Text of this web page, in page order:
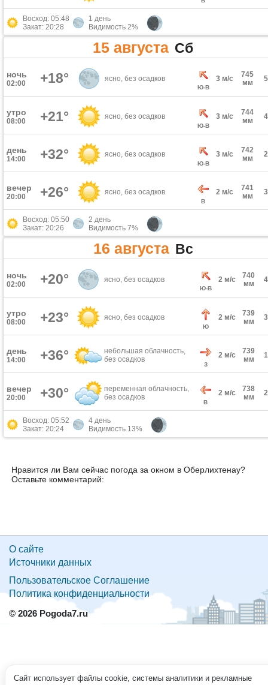
Восход: 05:48
Закат: 20:28
1 день
Видимость 2%
15 августа Сб
ночь
02:00 +18° ясно, без осадков
Ю-В
3 м/с
745
мм
утро
08:00 +21° ясно, без осадков
Ю-В
3 м/с
744
мм
день
14:00 +32° ясно, без осадков
Ю-В
3 м/с
742
мм
вечер
20:00 +26° ясно, без осадков
В
2 м/с
741
мм
Восход: 05:50
Закат: 20:26
2 день
Видимость 7%
16 августа Вс
ночь
02:00 +20° ясно, без осадков
Ю-В
2 м/с
740
мм
утро
08:00 +23° ясно, без осадков
Ю
2 м/с
739
мм
день
14:00 +36°
небольшая облачность,
без осадков
З
2 м/с
739
мм
вечер
20:00 +30°
переменная облачность,
без осадков
В
2 м/с
738
мм
Восход: 05:52
Закат: 20:24
4 день
Видимость 13%
Нравится ли Вам сейчас погода за окном в Оберлихтенау?
Оставьте комментарий:
О сайте
Источники данных
Пользовательское Соглашение
Политика конфиденциальности
© 2026 Pogoda7.ru
Сайт использует файлы cookie, системы аналитики и рекламные